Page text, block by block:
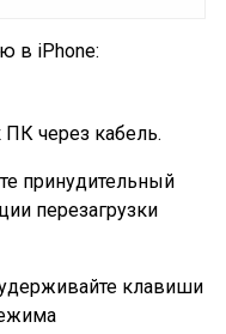
в iPhone:
ПК через кабель.
принудительный
перезагрузки
клавиши